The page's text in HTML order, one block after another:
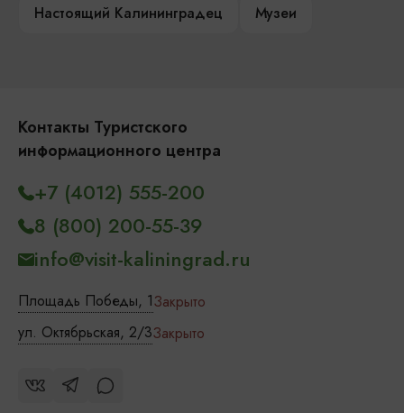
Настоящий Калининградец
Музеи
Контакты Туристского
информационного центра
Площадь Победы, 1Закрыто
ул. Октябрьская, 2/3Закрыто
+7 (4012) 555-200
8 (800) 200-55-39
info@visit-kaliningrad.ru